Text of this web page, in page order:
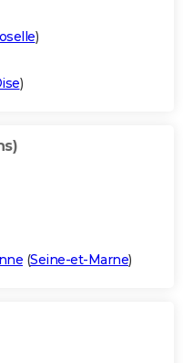
)
)
(Seine-et-Marne)